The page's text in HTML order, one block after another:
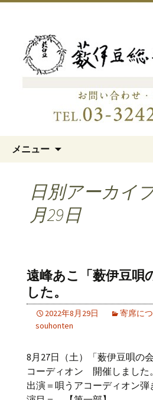
日本橋の老舗蕎
本店」
メニュー
日別アーカイ
月29日
遠峰あこ「薮伊豆唄
した。
2022年8月29日 寄席に
souhonten
8月27日（土）「薮伊豆唄の
コーディオン 開催しました。
出演＝唄うアコーディオン